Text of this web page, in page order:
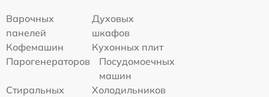
Варочных
панелей
Духовых
шкафов
Кофемашин
Кухонных плит
Парогенераторов
Посудомоечных
машин
Стиральных
Холодильников